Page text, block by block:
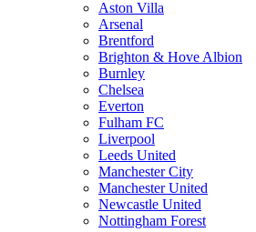
Aston Villa
Arsenal
Brentford
Brighton & Hove Albion
Burnley
Chelsea
Everton
Fulham FC
Liverpool
Leeds United
Manchester City
Manchester United
Newcastle United
Nottingham Forest